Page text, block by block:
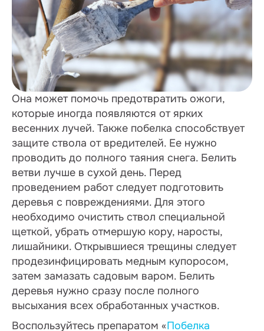
Она может помочь предотвратить ожоги,
которые иногда появляются от ярких
весенних лучей. Также побелка способствует
защите ствола от вредителей. Ее нужно
проводить до полного таяния снега. Белить
ветви лучше в сухой день. Перед
проведением работ следует подготовить
деревья с повреждениями. Для этого
необходимо очистить ствол специальной
щеткой, убрать отмершую кору, наросты,
лишайники. Открывшиеся трещины следует
продезинфицировать медным купоросом,
затем замазать садовым варом. Белить
деревья нужно сразу после полного
высыхания всех обработанных участков.
Воспользуйтесь препаратом «Побелка